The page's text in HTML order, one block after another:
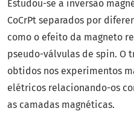
Estudou-se a inversão
CoCrPt separados por
como o efeito da magneto
pseudo-válvulas de spin. O
obtidos nos experimentos
elétricos relacionando-os
as camadas magnéticas.